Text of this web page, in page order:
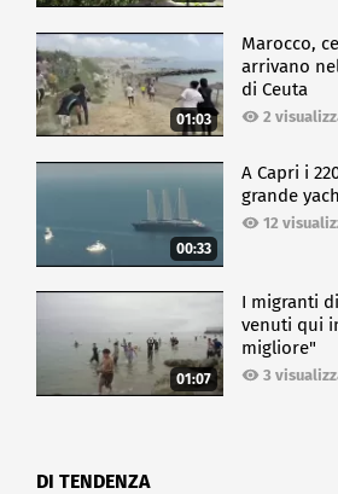
01:03
Marocco,
arrivano
di Ceuta
2
00:33
A Capri i
grande
12
01:07
I migranti
venuti qui
migliore"
3
DI TENDENZA